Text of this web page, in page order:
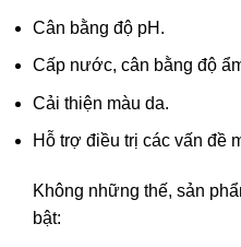
Cân bằng độ pH.
Cấp nước, cân bằng độ
Cải thiện màu da.
Hỗ trợ điều trị các vấn đề
Không những thế, sản
bật: